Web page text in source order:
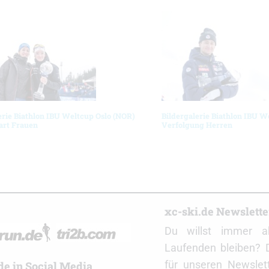
Biathlon IBU Weltcup Oslo (NOR)
Frauen
Bildergalerie Biathlon IBU
Verfolgung Herren
in Social Media
xc-ski.de
Du willst immer
Laufenden bleiben?
für unseren